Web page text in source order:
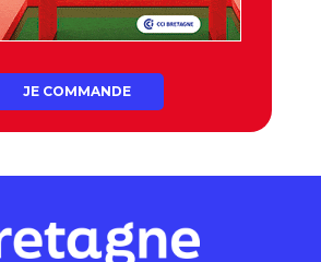
JE COMMANDE